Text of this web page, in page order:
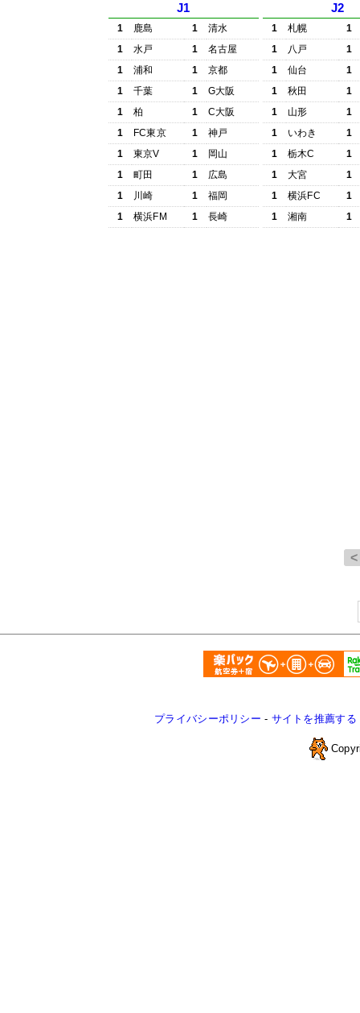
J1
1 鹿島 1
清水
1
水戸 1
名古屋
1
浦和 1
京都
1
千葉 1
G大阪
1
柏 1
C大阪
1
FC東京 1
神戸
1
東京V 1
岡山
1
町田 1
広島
1
川崎 1
福岡
1
横浜FM 1 長崎
J2
1 札幌
1
1
八戸
1
1
仙台
1
1
秋田
1
1
山形
1
1
いわき
1
1
栃木C
1
1
大宮
1
1
横浜FC
1
1
湘南 1
プライバシーポリシー - サイトを推薦する